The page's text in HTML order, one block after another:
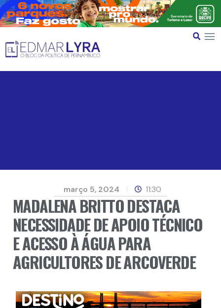
março 5, 2024 11:30
MADALENA BRITTO DESTACA
NECESSIDADE DE APOIO TÉCNICO
E ACESSO À ÁGUA PARA
AGRICULTORES DE ARCOVERDE